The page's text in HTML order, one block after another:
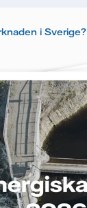
i Sverige?